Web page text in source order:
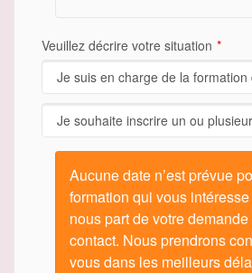
Veuillez décrire votre situation
Aucune date n’est prévue
formation qui vous
nous part de votre
contact. Nous prendrons
vous dans les meilleurs